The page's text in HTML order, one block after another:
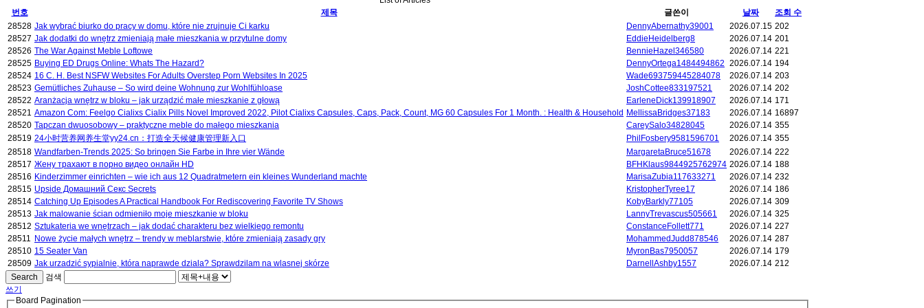
번호
제목 글쓴이 날짜
조회 수
28528 Jak wybrać biurko do pracy w domu, które nie zrujnuje Ci karku DennyAbernathy39001 2026.07.15 202
28527 Jak dodatki do wnętrz zmieniają małe mieszkania w przytulne domy EddieHeidelberg8 2026.07.14 201
28526 The War Against Meble Loftowe BennieHazel346580 2026.07.14 221
28525 Buying ED Drugs Online: Whats The Hazard? DennyOrtega1484494862 2026.07.14 194
28524 16 C. H. Best NSFW Websites For Adults Overstep Porn Websites In 2025 Wade693759445284078 2026.07.14 203
28523 Gemütliches Zuhause – So wird deine Wohnung zur Wohlfühloase JoshCottee833197521 2026.07.14 202
28522 Aranżacja wnętrz w bloku – jak urządzić małe mieszkanie z głową EarleneDick139918907 2026.07.14 171
28521 Amazon Com: Feelgo Cialixs Cialix Pills Novel Improved 2022, Pilot Cialixs Capsules, Caps, Pack, Count, MG 60 Capsules For 1 Month. : Health & Household MellissaBridges37183 2026.07.14 16897
28520 Tapczan dwuosobowy – praktyczne meble do małego mieszkania CareySalo34828045 2026.07.14 355
28519 24小时营养网养生堂yy24.cn：打造全天候健康管理新入口 PhilFosbery9581596701 2026.07.14 355
28518 Wandfarben-Trends 2025: So bringen Sie Farbe in Ihre vier Wände MargaretaBruce51678 2026.07.14 222
28517 Жену трахают в порно видео онлайн HD BFHKlaus9844925762974 2026.07.14 188
28516 Kinderzimmer einrichten – wie ich aus 12 Quadratmetern ein kleines Wunderland machte MarisaZubia117633271 2026.07.14 232
28515 Upside Домашний Секс Secrets KristopherTyree17 2026.07.14 186
28514 Catching Up Episodes A Practical Handbook For Rediscovering Favorite TV Shows KobyBarkly77105 2026.07.14 309
28513 Jak malowanie ścian odmieniło moje mieszkanie w bloku LannyTrevascus505661 2026.07.14 325
28512 Sztukateria we wnętrzach – jak dodać charakteru bez wielkiego remontu ConstanceFollett771 2026.07.14 227
28511
Nowe życie małych wnętrz – trendy w meblarstwie, które zmieniają zasady gry MohammedJudd878546 2026.07.14 287
28510 15 Seater Van MyronBas7950057 2026.07.14 179
28509 Jak urzadzić sypialnie, która naprawde dziala? Sprawdzilam na wlasnej skórze DarnellAshby1557 2026.07.14 212
Search
검색
쓰기
Board Pagination